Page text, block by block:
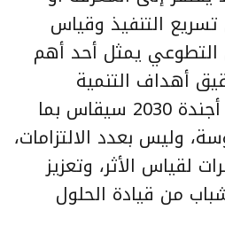
تسريع التنفيذ وقياس
التطوعي يمثل أحد أهم
أهداف التنمية
المستدامة، وأن نجاح أجندة 2030 سيقاس بما
وليس بعدد الالتزامات،
لقياس الأثر، وتعزيز
من قيادة الحلول